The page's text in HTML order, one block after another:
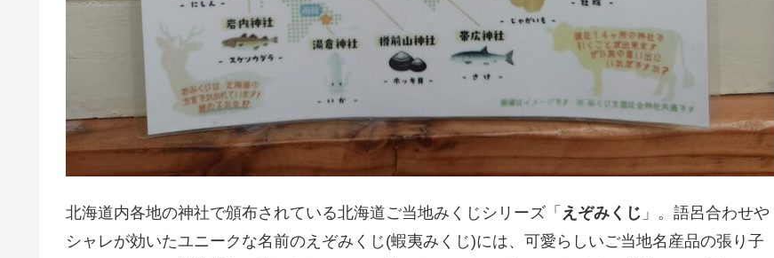
北海道内各地の神社で頒布されている北海道ご当地みくじシリーズ「 えぞみくじ 」。語呂合わせや
シャレが効いたユニークな名前のえぞみくじ(蝦夷みくじ)には、可愛らしいご当地名産品の張り子